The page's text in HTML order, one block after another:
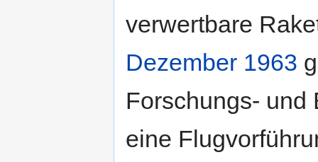
verwertbare
Dezember 1963
Forschungs- und
eine